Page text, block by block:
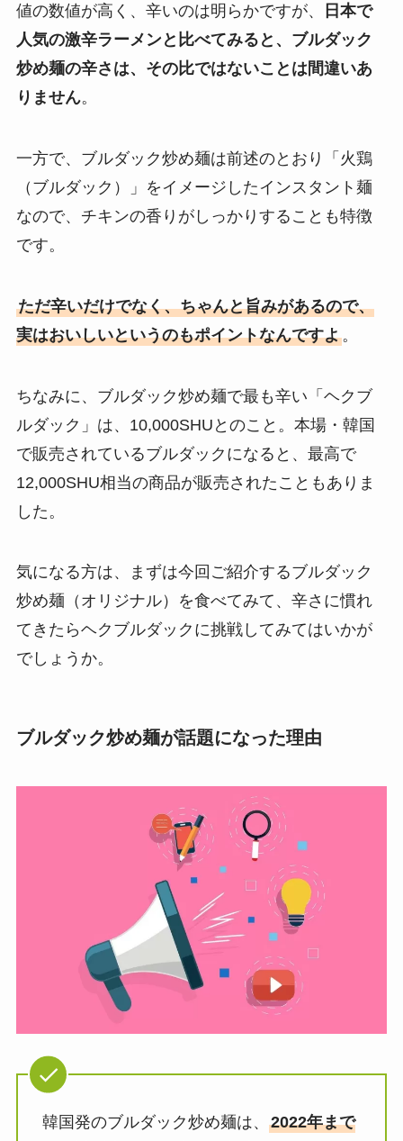
値の数値が高く、辛いのは明らかですが、
日本で
人気の激辛ラーメンと比べてみると、ブルダック
炒め麺の辛さは、その比ではないことは間違いあ
りません。
一方で、ブルダック炒め麺は前述のとおり「火鶏
（ブルダック）」をイメージしたインスタント麺
なので、チキンの香りがしっかりすることも特徴
です。
ただ辛いだけでなく、ちゃんと旨みがあるので、
実はおいしいというのもポイントなんですよ。
ちなみに、ブルダック炒め麺で最も辛い「ヘクブ
ルダック」は、10,000SHUとのこと。本場・韓国
で販売されているブルダックになると、最高で
12,000SHU相当の商品が販売されたこともありま
した。
気になる方は、まずは今回ご紹介するブルダック
炒め麺（オリジナル）を食べてみて、辛さに慣れ
てきたらヘクブルダックに挑戦してみてはいかが
でしょうか。
ブルダック炒め麺が話題になった理由
韓国発のブルダック炒め麺は、 2022年まで